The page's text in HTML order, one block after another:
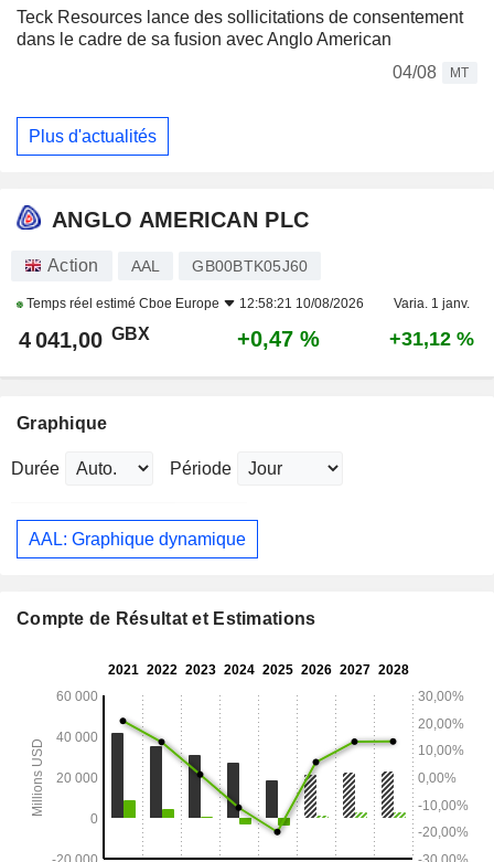
Teck Resources lance des sollicitations de consentement
dans le cadre de sa fusion avec Anglo American
04/08
MT
Plus d'actualités
ANGLO AMERICAN PLC
Action AAL GB00BTK05J60
Temps réel estimé Cboe Europe 12:58:21 10/08/2026 Varia. 1 janv.
4 041,00 GBX +0,47 % +31,12 %
Graphique
Durée Période
AAL: Graphique dynamique
Compte de Résultat et Estimations